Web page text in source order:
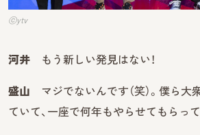
ⓒytv
河井 もう新しい発見はない！
盛山 マジでないんです（笑）。僕ら大
ていて、一座で何年もやらせてもらって